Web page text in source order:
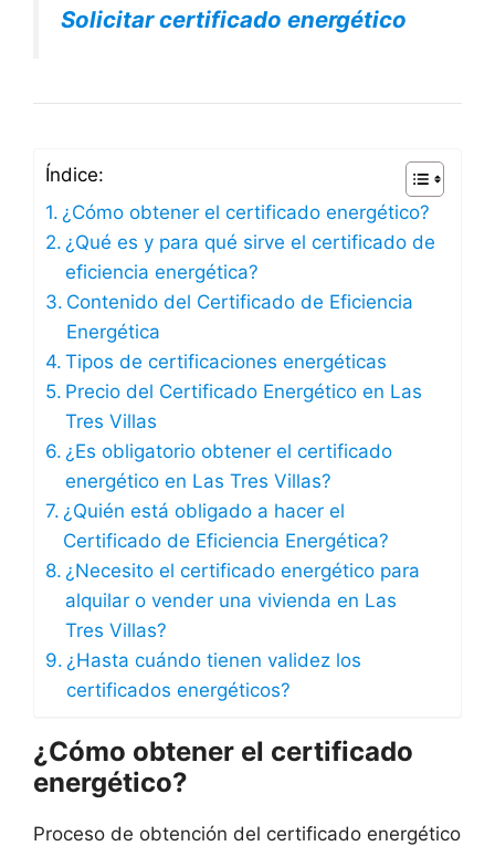
Solicitar certificado energético
Índice:
¿Cómo obtener el certificado energético?
¿Qué es y para qué sirve el certificado de
eficiencia energética?
Contenido del Certificado de Eficiencia
Energética
Tipos de certificaciones energéticas
Precio del Certificado Energético en Las
Tres Villas
¿Es obligatorio obtener el certificado
energético en Las Tres Villas?
¿Quién está obligado a hacer el
Certificado de Eficiencia Energética?
¿Necesito el certificado energético para
alquilar o vender una vivienda en Las
Tres Villas?
¿Hasta cuándo tienen validez los
certificados energéticos?
¿Cómo obtener el certificado
energético?
Proceso de obtención del certificado energético